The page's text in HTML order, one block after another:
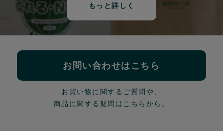
もっと詳しく
お問い合わせはこちら
お買い物に関するご質問や、
商品に関する疑問はこちらから。